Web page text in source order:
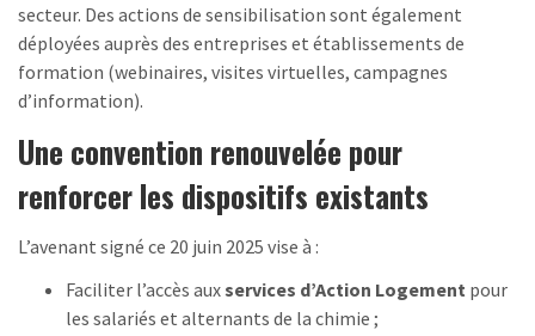
secteur. Des actions de sensibilisation sont également
déployées auprès des entreprises et établissements de
formation (webinaires, visites virtuelles, campagnes
d’information).
Une convention renouvelée pour
renforcer les dispositifs existants
L’avenant signé ce 20 juin 2025 vise à :
Faciliter l’accès auxservices d’Action Logement pour
les salariés et alternants de la chimie ;